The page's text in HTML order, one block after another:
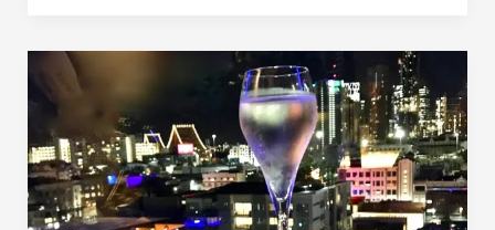
Eleven
Rooftop:
o
bar
para
ver